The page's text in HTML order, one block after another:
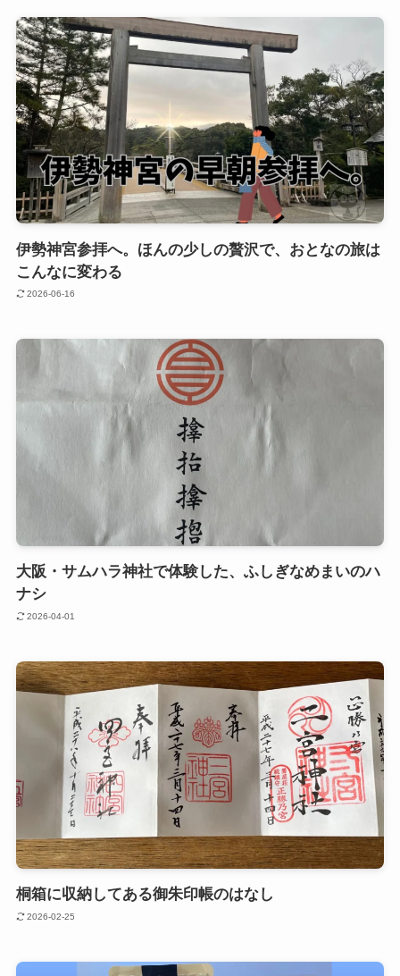
伊勢神宮参拝へ。ほんの少しの贅沢で、おとなの旅は
こんなに変わる
2026-06-16
大阪・サムハラ神社で体験した、ふしぎなめまいのハ
ナシ
2026-04-01
桐箱に収納してある御朱印帳のはなし
2026-02-25